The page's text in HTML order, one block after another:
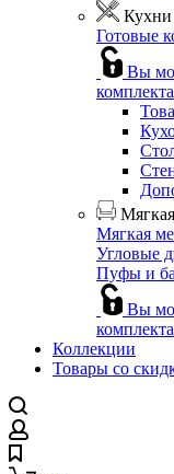
Кухни
Готовые
Вы
Мягкая
Угловые
Пуфы и
Вы
Коллекции
Товары со